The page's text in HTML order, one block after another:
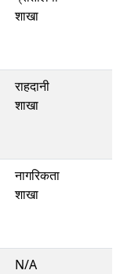
शाखा
राहदानी
शाखा
नागरिकता
शाखा
N/A